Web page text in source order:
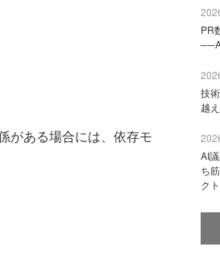
がある場合には、依存モ
PR
技
越
AI
ち
ク